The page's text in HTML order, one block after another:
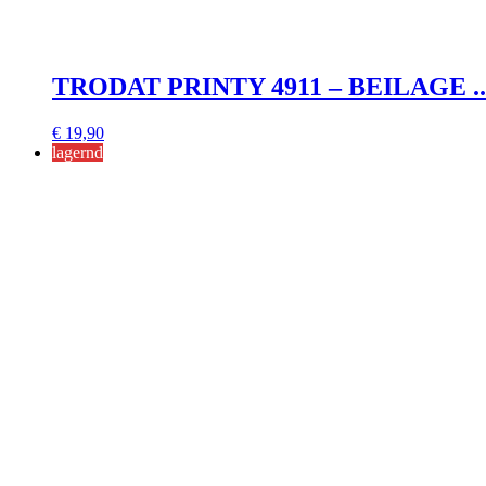
TRODAT PRINTY 4911 – BEILAGE
€ 19,90
lagernd